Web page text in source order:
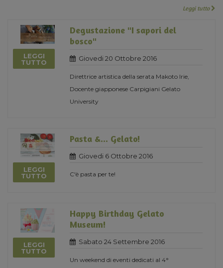
Leggi tutto
LEGGI
TUTTO
Degustazione "I sapori del
bosco"
Giovedi 20 Ottobre 2016
Direttrice artistica della serata Makoto Irie,
Docente giapponese Carpigiani Gelato
University
LEGGI
TUTTO
Pasta &... Gelato!
Giovedi 6 Ottobre 2016
C'è pasta per te!
LEGGI
TUTTO
Happy Birthday Gelato
Museum!
Sabato 24 Settembre 2016
Un weekend di eventi dedicati al 4°